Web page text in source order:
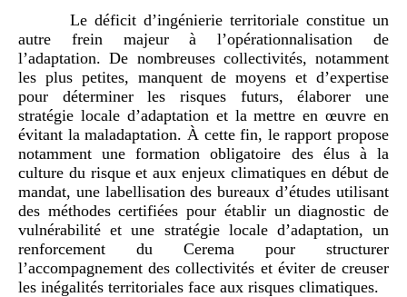
Le déficit d’ingénierie territoriale constitue un
autre frein majeur à l’opérationnalisation de
l’adaptation. De nombreuses collectivités, notamment
les plus petites, manquent de moyens et d’expertise
pour déterminer les risques futurs, élaborer une
stratégie locale d’adaptation et la mettre en œuvre en
évitant la maladaptation. À cette fin, le rapport propose
notamment une formation obligatoire des élus à la
culture du risque et aux enjeux climatiques en début de
mandat, une labellisation des bureaux d’études utilisant
des méthodes certifiées pour établir un diagnostic de
vulnérabilité et une stratégie locale d’adaptation, un
renforcement du Cerema pour structurer
l’accompagnement des collectivités et éviter de creuser
les inégalités territoriales face aux risques climatiques.